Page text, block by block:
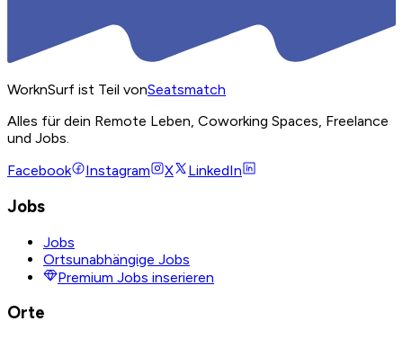
WorknSurf ist Teil vonSeatsmatch
Alles für dein Remote Leben, Coworking Spaces, Freelance
und Jobs.
Facebook
Instagram X LinkedIn
Jobs
Jobs
Ortsunabhängige Jobs
Premium Jobs inserieren
Orte